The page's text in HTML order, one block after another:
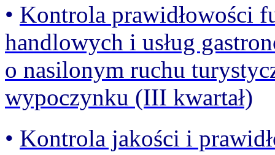
• Kontrola prawidłowości
handlowych i usług
o nasilonym ruchu
wypoczynku (III kwartał)
• Kontrola jakości i